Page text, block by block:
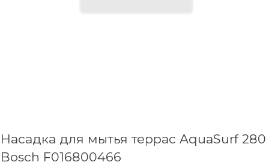
Насадка для мытья террас AquaSurf 280
Bosch F016800466